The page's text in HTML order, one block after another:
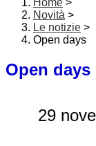
Home >
Novità >
Le notizie >
Open days
Open days
29